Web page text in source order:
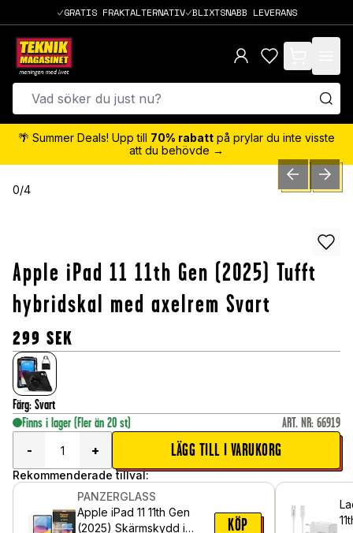
GRATIS FRAKTALTERNATIV BLIXTSNABB LEVERANS
items in cart,
🌴 Summer Deals! Upp till 70% rabatt på prylar du inte visste
att du behövde →
0/4 PREVIOUSNEXT
Apple iPad 11 11th Gen (2025) Tufft
hybridskal med axelrem Svart
299 SEK
Färg: Svart
Finns i lager (Fler än 20 st) ART. NR: 66919
-
+ LÄGG TILL I VARUKORG
Rekommenderade tillval:
PANZERGLASS
Apple iPad 11 11th Gen
(2025) Skärmskydd i
KÖP